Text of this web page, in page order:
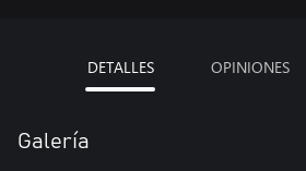
DETALLES OPINIONES
Galería